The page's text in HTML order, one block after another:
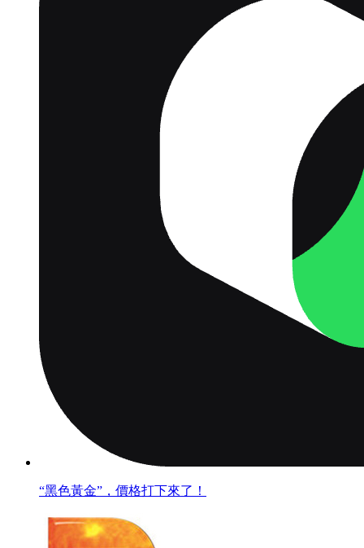
“黑色黃金”，價格打下來了！